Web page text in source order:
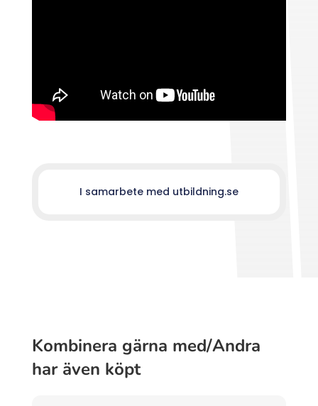
I samarbete med utbildning.se
Kombinera gärna med/Andra
har även köpt